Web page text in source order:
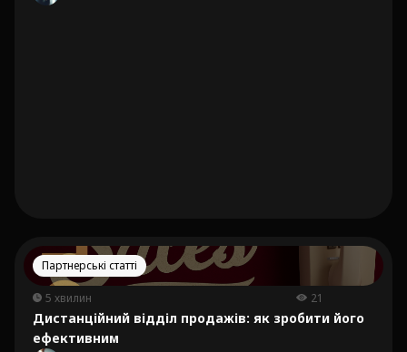
Партнерські статті
5 хвилин 21
Дистанційний відділ продажів: як зробити його
ефективним